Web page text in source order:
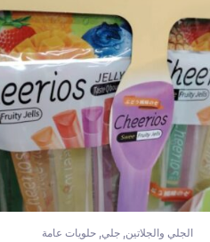
الجلي والجلاتين,جلي,حلويات عامة